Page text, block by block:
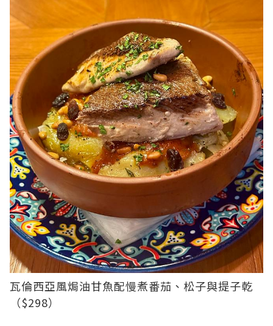
瓦倫西亞風焗油甘魚配慢煮番茄、松子與提子乾
（$298）